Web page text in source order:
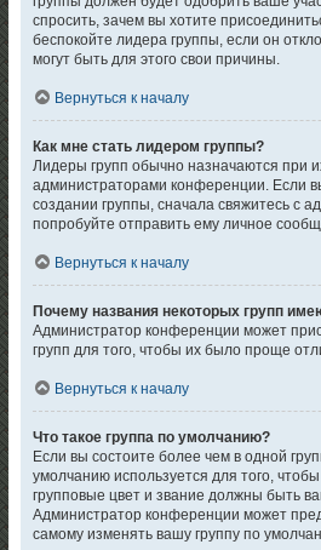
спросить, зачем вы хотите
беспокойте лидера группы, если он
могут быть для этого свои причины.
Вернуться к началу
Как мне стать лидером группы?
Лидеры групп обычно назначаются при
администраторами конференции. Если
создании группы, сначала свяжитесь с
попробуйте отправить ему личное
Вернуться к началу
Почему названия некоторых групп
Администратор конференции может
групп для того, чтобы их было проще
Вернуться к началу
Что такое группа по умолчанию?
Если вы состоите более чем в одной
умолчанию используется для того,
групповые цвет и звание должны быть
Администратор конференции может
самому изменять вашу группу по